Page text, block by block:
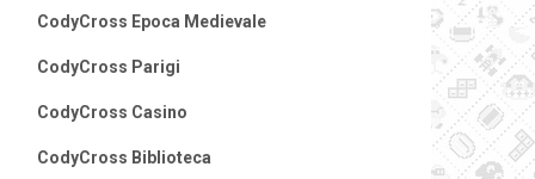
CodyCross Epoca Medievale
CodyCross Parigi
CodyCross Casino
CodyCross Biblioteca